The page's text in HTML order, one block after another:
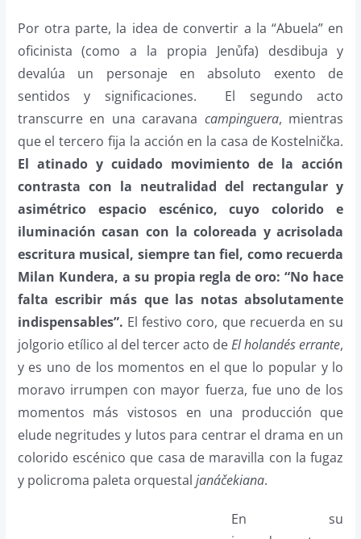
Por otra parte, la idea de convertir a la “Abuela” en
oficinista (como a la propia Jenůfa) desdibuja y
devalúa un personaje en absoluto exento de
sentidos y significaciones.
El segundo acto
transcurre en una caravana campinguera, mientras
que el tercero fija la acción en la casa de Kostelnička.
El atinado y cuidado movimiento de la acción
contrasta con la neutralidad del rectangular y
asimétrico espacio escénico, cuyo colorido e
iluminación casan con la coloreada y acrisolada
escritura musical, siempre tan fiel, como recuerda
Milan Kundera, a su propia regla de oro: “No hace
falta escribir más que las notas absolutamente
indispensables”. El festivo coro, que recuerda en su
jolgorio etílico al del tercer acto deEl holandés errante,
y es uno de los momentos en el que lo popular y lo
moravo irrumpen con mayor fuerza, fue uno de los
momentos más vistosos en una producción que
elude negritudes y lutos para centrar el drama en un
colorido escénico que casa de maravilla con la fugaz
y policroma paleta orquestal janáčekiana.
En su